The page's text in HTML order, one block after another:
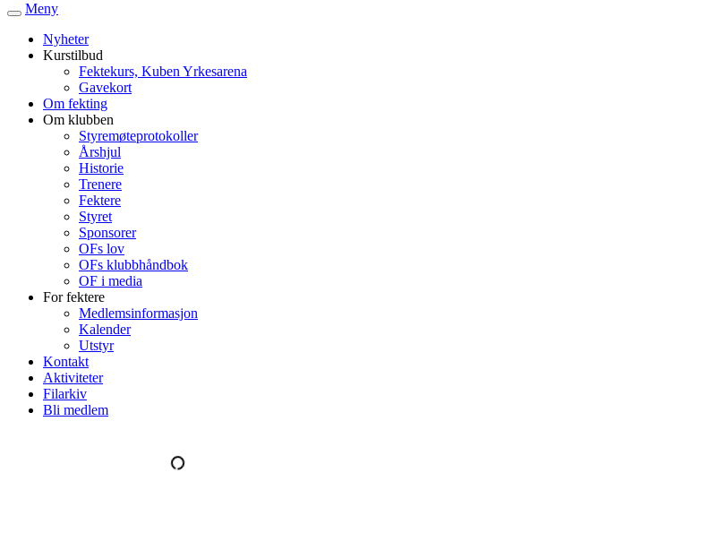
Veksle
navigasjon
Meny
Nyheter
Kurstilbud
Fektekurs, Kuben Yrkesarena
Gavekort
Om fekting
Om klubben
Styremøteprotokoller
Årshjul
Historie
Trenere
Fektere
Styret
Sponsorer
OFs lov
OFs klubbhåndbok
OF i media
For fektere
Medlemsinformasjon
Kalender
Utstyr
Kontakt
Aktiviteter
Filarkiv
Bli medlem